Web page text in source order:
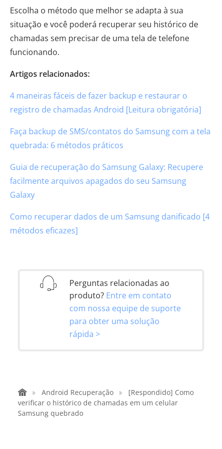
Escolha o método que melhor se adapta à sua
situação e você poderá recuperar seu histórico de
chamadas sem precisar de uma tela de telefone
funcionando.
Artigos relacionados:
4 maneiras fáceis de fazer backup e restaurar o
registro de chamadas Android [Leitura obrigatória]
Faça backup de SMS/contatos do Samsung com a tela
quebrada: 6 métodos práticos
Guia de recuperação do Samsung Galaxy: Recupere
facilmente arquivos apagados do seu Samsung
Galaxy
Como recuperar dados de um Samsung danificado [4
métodos eficazes]
Perguntas relacionadas ao
produto? Entre em contato
com nossa equipe de suporte
para obter uma solução
rápida >
Android Recuperação
[Respondido] Como
verificar o histórico de chamadas em um celular
Samsung quebrado